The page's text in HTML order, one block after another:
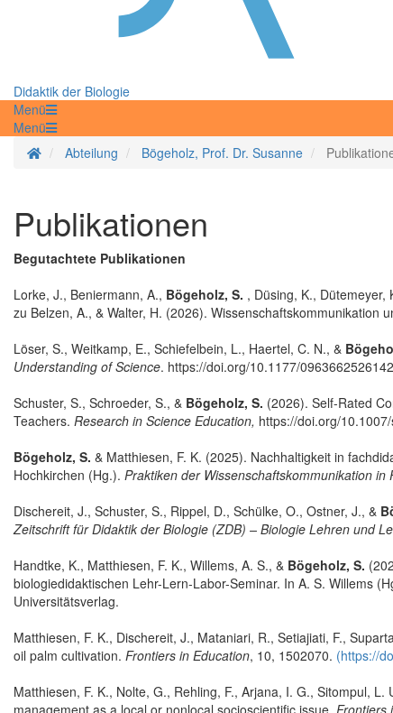
Didaktik der Biologie
Menü
Menü
Startseite
Abteilung Bögeholz, Prof. Dr. Susanne
Publikationen
Begutachtete Publikationen
Lorke, J., Beniermann, A., Bögeholz, S. , Düsing, K., Dütemeyer,
zu Belzen, A., & Walter, H. (2026). Wissenschaftskommunikation
Löser, S., Weitkamp, E., Schiefelbein, L., Haertel, C. N., &
Understanding of Science. https://doi.org/10.1177/
Schuster, S., Schroeder, S., & Bögeholz, S. (2026). Self-Rated
Teachers. Research in Science Education, https://doi.org/
Bögeholz, S. & Matthiesen, F. K. (2025). Nachhaltigkeit in
Hochkirchen (Hg.). Praktiken der Wissenschaftskommunikation
Dischereit, J., Schuster, S., Rippel, D., Schülke, O., Ostner, J., &
Zeitschrift für Didaktik der Biologie (ZDB) – Biologie Lehren und
Handtke, K., Matthiesen, F. K., Willems, A. S., & Bögeholz, S.
biologiedidaktischen Lehr-Lern-Labor-Seminar. In A. S. Willems
Universitätsverlag.
Matthiesen, F. K., Dischereit, J., Mataniari, R., Setiajiati, F.,
oil palm cultivation. Frontiers in Education, 10, 1502070. (https://
Matthiesen, F. K., Nolte, G., Rehling, F., Arjana, I. G., Sitompul, L.